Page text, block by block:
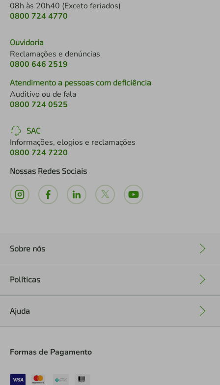
08h às 20h40 (Exceto feriados)
0800 724 4770
Ouvidoria
Reclamações e denúncias
0800 646 2519
Atendimento a pessoas com deficiência
Auditivo ou de fala
0800 724 0525
SAC
Informações, elogios e reclamações
0800 724 7220
Nossas Redes Sociais
Sobre nós
Políticas
Ajuda
Formas de Pagamento